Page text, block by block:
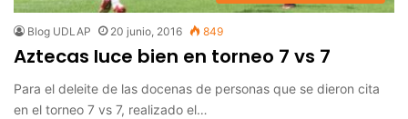
Blog UDLAP 20 junio, 2016 849
Aztecas luce bien en torneo 7 vs 7
Para el deleite de las docenas de personas que se dieron cita
en el torneo 7 vs 7, realizado el…